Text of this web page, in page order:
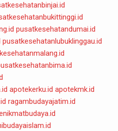
pusatkesehatandumai.id
pusatkesehatanlubuklinggau.id
apotekerku.id apotekmk.id
ragambudayajatim.id